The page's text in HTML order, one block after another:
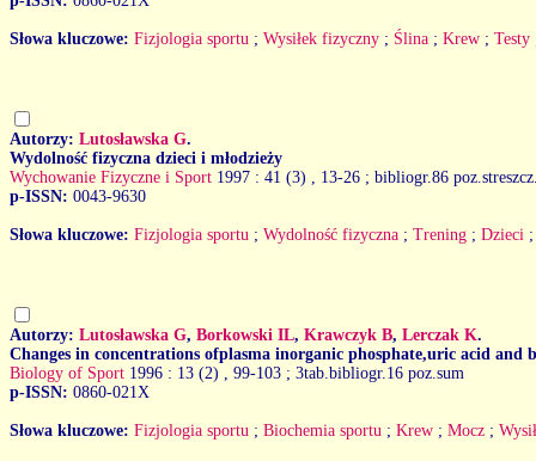
Słowa kluczowe: Fizjologia sportu ; Wysiłek fizyczny ; Ślina ; Krew ; Testy
Autorzy: Lutosławska G.
Wydolność fizyczna dzieci i młodzieży
Wychowanie Fizyczne i Sport 1997 : 41 (3)
, 13-26 ; bibliogr.86
p-ISSN: 0043-9630
Słowa kluczowe: Fizjologia sportu ; Wydolność fizyczna ; Trening ; Dzieci
Autorzy: Lutosławska G, Borkowski IL, Krawczyk B, Lerczak K.
Changes in concentrations ofplasma inorganic phosphate,uric acid
Biology of Sport 1996 : 13 (2)
, 99-103 ; 3tab.bibliogr.16 poz.sum
p-ISSN: 0860-021X
Słowa kluczowe: Fizjologia sportu ; Biochemia sportu ; Krew ; Mocz ;